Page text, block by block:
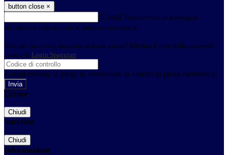
button close ×
E-mail Verrà inviato un messaggio
all'indirizzo indicato con le istruzioni necessarie.
Non hai una e-mail associata al nome utente? Effettua il reset della password
tramite la Login Spaggiari
E-mail inviata, si prega di controllare la casella di posta elettronica!
Errore
Chiudi
Successo
Chiudi
Informazione